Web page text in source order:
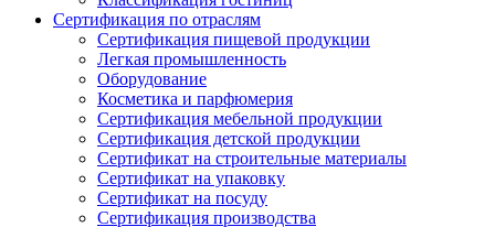
Сертификация по отраслям
Сертификация пищевой продукции
Легкая промышленность
Оборудование
Косметика и парфюмерия
Сертификация мебельной продукции
Сертификация детской продукции
Сертификат на строительные материалы
Сертификат на упаковку
Сертификат на посуду
Сертификация производства